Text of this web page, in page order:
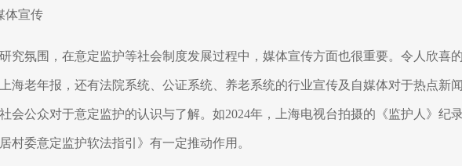
体宣传
究氛围，在意定监护等社会制度发展过程中，媒体宣传方面也很重要。令人欣喜
上海老年报，还有法院系统、公证系统、养老系统的行业宣传及自媒体对于热点新
会公众对于意定监护的认识与了解。如2024年，上海电视台拍摄的《监护人》纪
村委意定监护软法指引》有一定推动作用。